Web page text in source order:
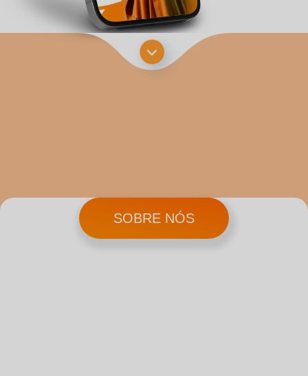
SOBRE NÓS